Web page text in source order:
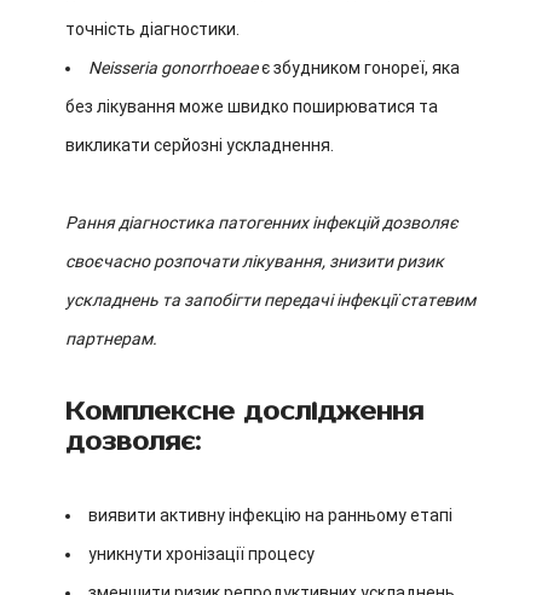
точність діагностики.
Neisseria gonorrhoeaeє збудником гонореї, яка
без лікування може швидко поширюватися та
викликати серйозні ускладнення.
Рання діагностика патогенних інфекцій дозволяє
своєчасно розпочати лікування, знизити ризик
ускладнень та запобігти передачі інфекції статевим
партнерам.
Комплексне дослідження
дозволяє:
виявити активну інфекцію на ранньому етапі
уникнути хронізації процесу